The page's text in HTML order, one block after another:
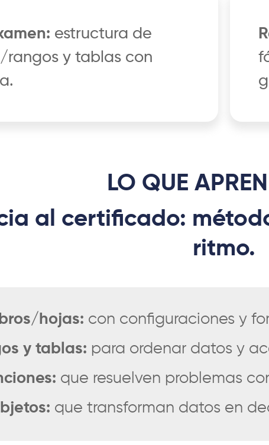
estructura de
rangos y tablas con
LO QUE
al certificado:
ritmo.
hojas: con configuraciones y
y tablas: para ordenar datos y
que resuelven problemas
que transforman datos en